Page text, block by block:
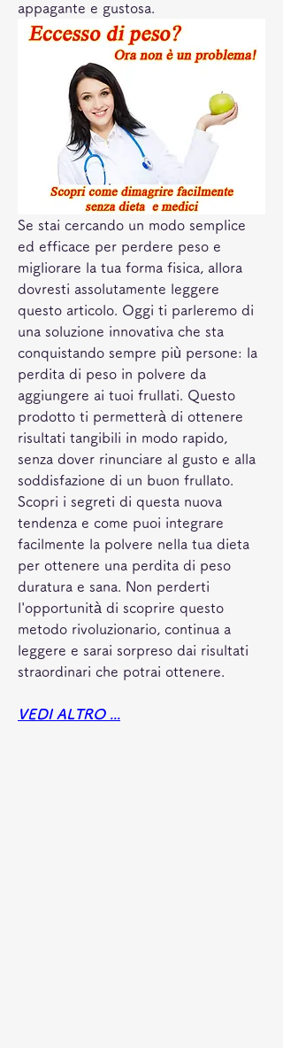
appagante e gustosa.
Se stai cercando un modo semplice
ed efficace per perdere peso e
migliorare la tua forma fisica, allora
dovresti assolutamente leggere
questo articolo. Oggi ti parleremo di
una soluzione innovativa che sta
conquistando sempre più persone: la
perdita di peso in polvere da
aggiungere ai tuoi frullati. Questo
prodotto ti permetterà di ottenere
risultati tangibili in modo rapido,
senza dover rinunciare al gusto e alla
soddisfazione di un buon frullato.
Scopri i segreti di questa nuova
tendenza e come puoi integrare
facilmente la polvere nella tua dieta
per ottenere una perdita di peso
duratura e sana. Non perderti
l'opportunità di scoprire questo
metodo rivoluzionario, continua a
leggere e sarai sorpreso dai risultati
straordinari che potrai ottenere.
VEDI ALTRO ...